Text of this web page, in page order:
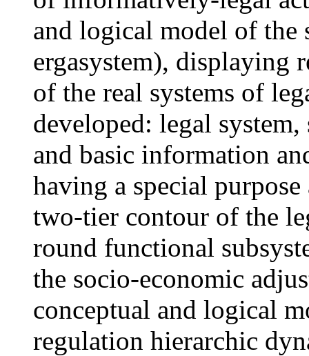
and logical model of the
ergasystem), displaying
of the real systems of
developed: legal
and basic information
having a special
two-tier contour of the
round functional
the socio-economic
conceptual and logical
regulation hierarchic